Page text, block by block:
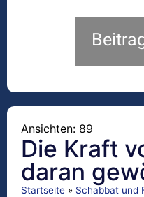
Ansichten: 89
Die Kraft
daran
Startseite » Schabbat und